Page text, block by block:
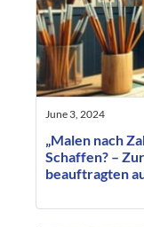
June 3, 2024
„Malen nach
Schaffen? –
beauftragten